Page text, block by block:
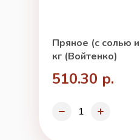
Пряное (с солью
кг (Войтенко)
510.30 р.